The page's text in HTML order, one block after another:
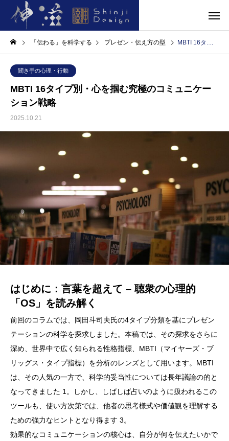
「伝わる」を科学する プレゼン・伝え方の型 MBTI 16タイプ別・心を掴む究極のコミュニケーション戦略
聞き手の心理・行動
MBTI 16タイプ別・心を掴む究極のコミュニケー
ション戦略
2025.10.21
はじめに：言葉を超えて – 聴衆の心理的
「OS」を読み解く
前回のコラムでは、岡田斗司夫氏の4タイプ分類を基にプレゼン
テーションの科学を探求しました。本稿では、その探求をさらに
深め、世界中で広く知られる性格指標、MBTI（マイヤーズ・ブ
リッグス・タイプ指標）を分析のレンズとして用います。MBTI
は、その人気の一方で、科学的妥当性については長年議論の的と
なってきました 1。しかし、しばしば占いのように扱われるこの
ツールも、使い方次第では、他者の思考様式や価値観を理解する
ための強力なヒントとなり得ます 3。
効果的なコミュニケーションの核心は、自分が何を伝えたいかで